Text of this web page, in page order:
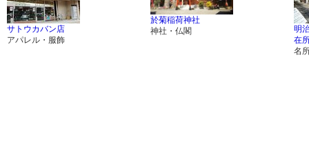
サトウカバン店
アパレル・服飾
於菊稲荷神社
神社・仏閣
明
在
名